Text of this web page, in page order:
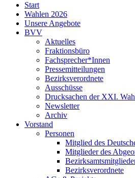
Start
Wahlen 2026
Unsere Angebote
BVV
Aktuelles
Fraktionsbüro
Fachsprecher*Innen
Pressemitteilungen
Bezirksverordnete
Ausschüsse
Drucksachen der XXI.
Newsletter
Archiv
Vorstand
Personen
Mitglied des
Mitglieder des
Bezirksverordnete